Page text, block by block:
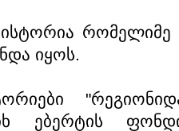
რომელიმე
იყოს.
ებერტის